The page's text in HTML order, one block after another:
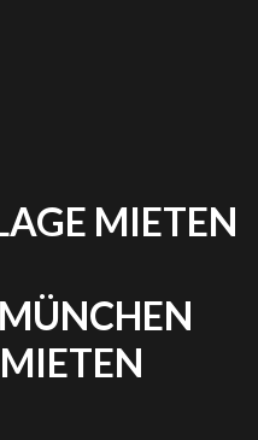
MIETEN